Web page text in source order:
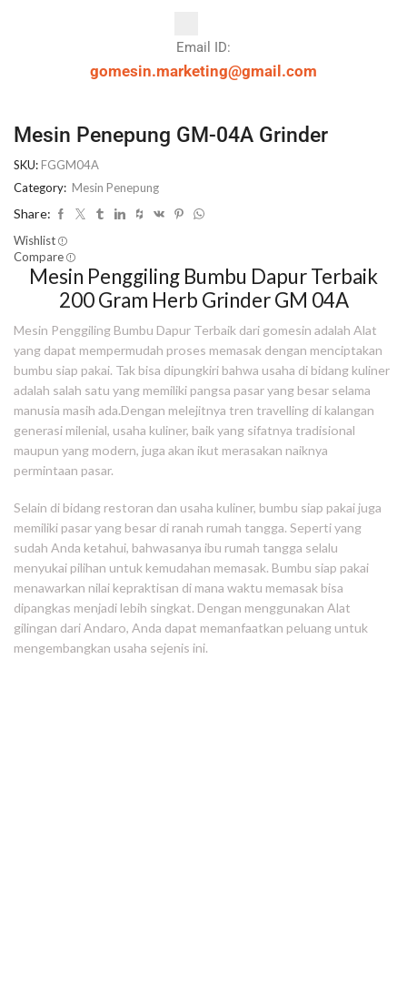
Email ID:
gomesin.marketing@gmail.com
Mesin Penepung GM-04A Grinder
SKU: FGGM04A
Category: Mesin Penepung
Share:
Wishlist
Compare
Mesin Penggiling Bumbu Dapur Terbaik
200 Gram Herb Grinder GM 04A
Mesin Penggiling Bumbu Dapur Terbaik dari gomesin adalah Alat
yang dapat mempermudah proses memasak dengan menciptakan
bumbu siap pakai. Tak bisa dipungkiri bahwa usaha di bidang kuliner
adalah salah satu yang memiliki pangsa pasar yang besar selama
manusia masih ada.Dengan melejitnya tren travelling di kalangan
generasi milenial, usaha kuliner, baik yang sifatnya tradisional
maupun yang modern, juga akan ikut merasakan naiknya
permintaan pasar.
Selain di bidang restoran dan usaha kuliner, bumbu siap pakai juga
memiliki pasar yang besar di ranah rumah tangga. Seperti yang
sudah Anda ketahui, bahwasanya ibu rumah tangga selalu
menyukai pilihan untuk kemudahan memasak. Bumbu siap pakai
menawarkan nilai kepraktisan di mana waktu memasak bisa
dipangkas menjadi lebih singkat. Dengan menggunakan Alat
gilingan dari Andaro, Anda dapat memanfaatkan peluang untuk
mengembangkan usaha sejenis ini.